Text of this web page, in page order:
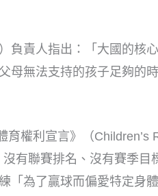
負責人指出：「大國的核
母無法支持的孩子足夠的
權利宣言》（Children’s
有聯賽排名、沒有賽季目
「為了贏球而偏愛特定身